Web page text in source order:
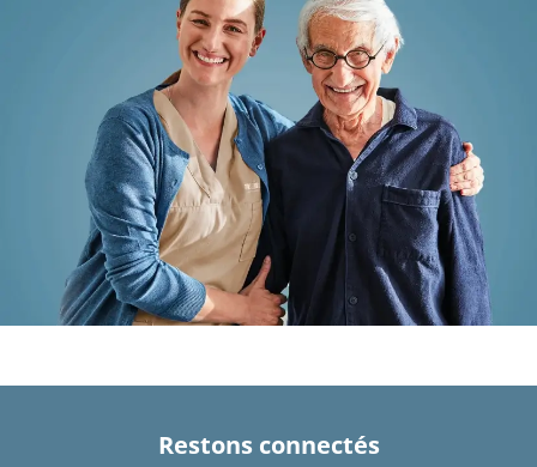
Restons connectés